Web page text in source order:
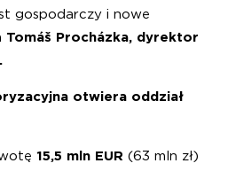
gospodarczy i nowe
Tomáš Procházka, dyrektor
otwiera oddział
15,5 mln EUR (63 mln zł)